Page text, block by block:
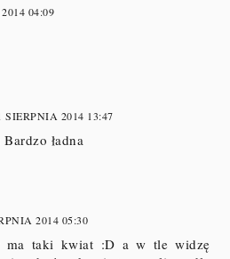
04:09
SIERPNIA 2014 13:47
ładna
2014 05:30
ma taki kwiat :D a w tle widzę